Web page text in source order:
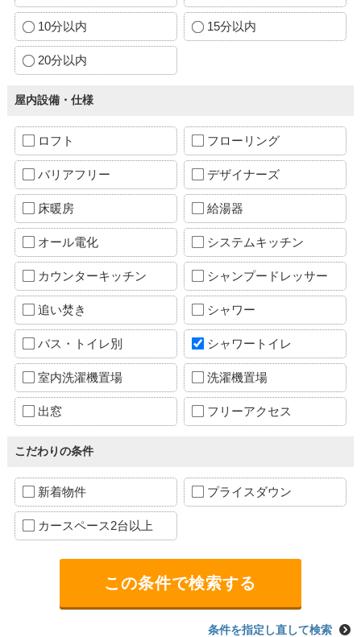
10分以内 15分以内
20分以内
屋内設備・仕様
ロフト フローリング
バリアフリー デザイナーズ
床暖房 給湯器
オール電化 システムキッチン
カウンターキッチン シャンプードレッサー
追い焚き シャワー
バス・トイレ別 シャワートイレ
室内洗濯機置場 洗濯機置場
出窓 フリーアクセス
こだわりの条件
新着物件 プライスダウン
カースペース2台以上
条件を指定し直して検索